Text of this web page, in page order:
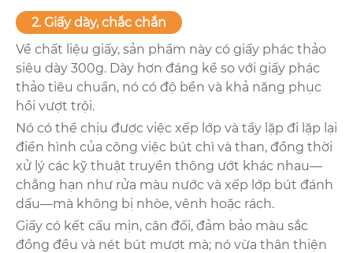
2. Giấy dày, chắc chắn
Về chất liệu giấy, sản phẩm này có giấy phác thảo
siêu dày 300g. Dày hơn đáng kể so với giấy phác
thảo tiêu chuẩn, nó có độ bền và khả năng phục
hồi vượt trội.
Nó có thể chịu được việc xếp lớp và tẩy lặp đi lặp lại
điển hình của công việc bút chì và than, đồng thời
xử lý các kỹ thuật truyền thông ướt khác nhau—
chẳng hạn như rửa màu nước và xếp lớp bút đánh
dấu—mà không bị nhòe, vênh hoặc rách.
Giấy có kết cấu mịn, cân đối, đảm bảo màu sắc
đồng đều và nét bút mượt mà; nó vừa thân thiện